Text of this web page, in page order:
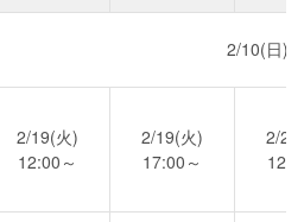
2/10(日)
2/19(火)
12:00～
2/19(火)
17:00～
2/